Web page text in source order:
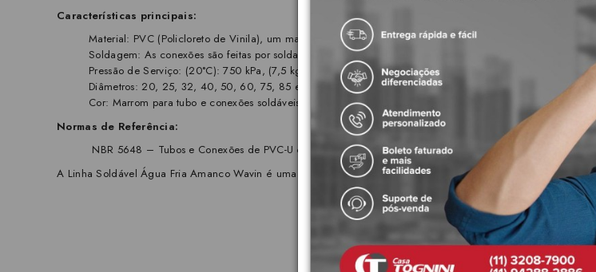
Características principais:
Material: PVC (Policloreto de Vinila), um material resistente à corrosão e com longa vida útil.
Soldagem: As conexões são feitas por soldagem com aplicação de adesivo PVC, garantindo uma união
Pressão de Serviço: (20°C): 750 kPa, (7,5 kgf/cm² ou 75 m.c.a.) incluindo sobre pressão máxima de
Diâmetros: 20, 25, 32, 40, 50, 60, 75, 85 e 110 mm;
Cor: Marrom para tubo e conexões soldáveis. Azul para conexões com bucha de latão na rosca de
Normas de Referência:
NBR 5648 – Tubos e Conexões de PVC-U com Junta Soldável Para Sistemas Prediais de Água Fria
A Linha Soldável Água Fria Amanco Wavin é uma solução confiável e eficiente para condução de água fria,
Produtos